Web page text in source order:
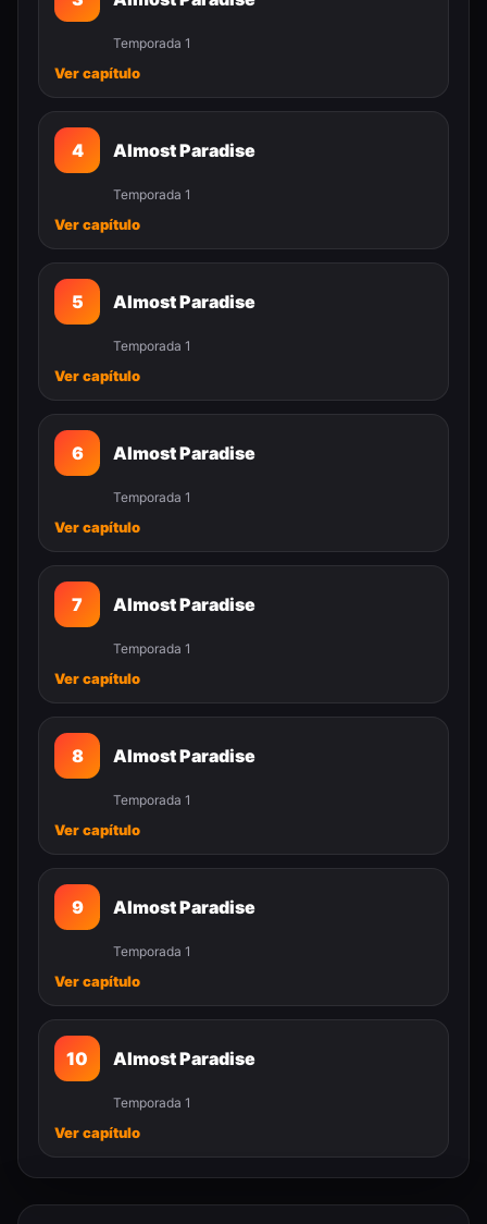
Temporada 1
Ver capítulo
4 Almost Paradise
Temporada 1
Ver capítulo
5 Almost Paradise
Temporada 1
Ver capítulo
6 Almost Paradise
Temporada 1
Ver capítulo
7 Almost Paradise
Temporada 1
Ver capítulo
8 Almost Paradise
Temporada 1
Ver capítulo
9 Almost Paradise
Temporada 1
Ver capítulo
10 Almost Paradise
Temporada 1
Ver capítulo